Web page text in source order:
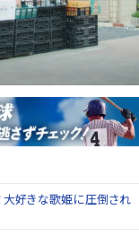
大好きな歌姫に圧倒され